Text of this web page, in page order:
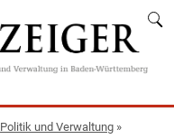
Politik und Verwaltung »